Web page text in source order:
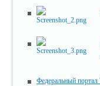
Федеральный портал